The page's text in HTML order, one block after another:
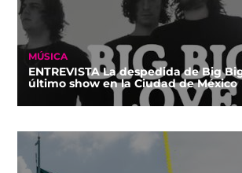
MÚSICA
ENTREVISTA La despedida de Big
último show en la Ciudad de México